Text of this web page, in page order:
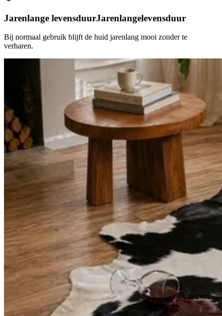
Jarenlange levensduurJarenlangelevensduur
Bij normaal gebruik blijft de huid jarenlang mooi zonder te
verharen.